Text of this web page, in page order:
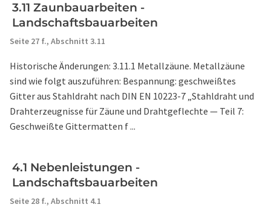
3.11 Zaunbauarbeiten -
Landschaftsbauarbeiten
Seite 27 f., Abschnitt 3.11
Historische Änderungen: 3.11.1 Metallzäune. Metallzäune
sind wie folgt auszuführen: Bespannung: geschweißtes
Gitter aus Stahldraht nach DIN EN 10223-7 „Stahldraht und
Drahterzeugnisse für Zäune und Drahtgeflechte — Teil 7:
Geschweißte Gittermatten f ...
4.1 Nebenleistungen -
Landschaftsbauarbeiten
Seite 28 f., Abschnitt 4.1